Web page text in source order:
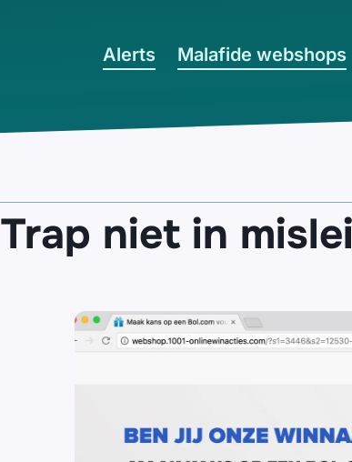
Alerts Malafide webshops
Trap niet in